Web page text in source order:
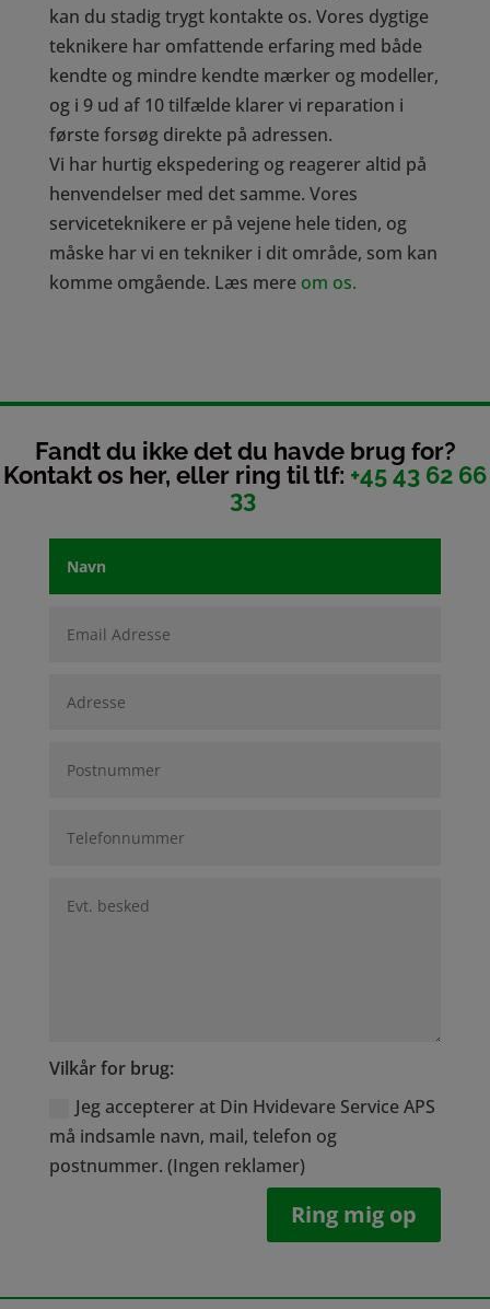
kan du stadig trygt kontakte os. Vores dygtige
teknikere har omfattende erfaring med både
kendte og mindre kendte mærker og modeller,
og i 9 ud af 10 tilfælde klarer vi reparation i
første forsøg direkte på adressen.
Vi har hurtig ekspedering og reagerer altid på
henvendelser med det samme. Vores
serviceteknikere er på vejene hele tiden, og
måske har vi en tekniker i dit område, som kan
komme omgående. Læs mere om os.
Fandt du ikke det du havde brug for?
Kontakt os her, eller ring til tlf: +45 43 62 66
33
Vilkår for brug:
Jeg accepterer at Din Hvidevare Service APS
må indsamle navn, mail, telefon og
postnummer. (Ingen reklamer)
Ring mig op